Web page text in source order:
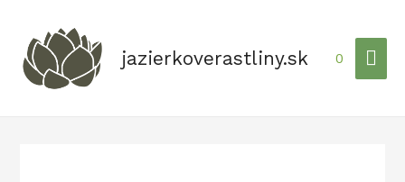
jazierkoverastliny.sk 0